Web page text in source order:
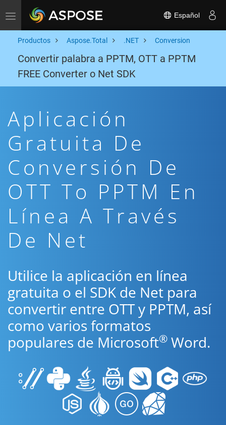
Toggle navigation Español
Productos Aspose.Total .NET Conversion
Convertir palabra a PPTM, OTT a PPTM
FREE Converter o Net SDK
Aplicación
Gratuita De
Conversión De
OTT To PPTM En
Línea A Través
De Net
Utilice la aplicación en línea
gratuita o el SDK de Net para
convertir entre OTT y PPTM, así
como varios formatos
populares de Microsoft® Word.